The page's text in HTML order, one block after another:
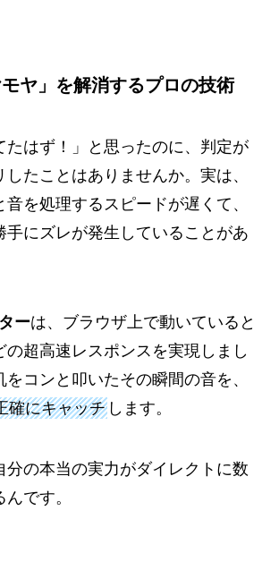
ヤ」を解消するプロの技術
たはず！」と思ったのに、判定が
たことはありませんか。実は、
を処理するスピードが遅くて、
手にズレが発生していることがあ
ーは、ブラウザ上で動いていると
の超高速レスポンスを実現しまし
コンと叩いたその瞬間の音を、
確にキャッチします。
分の本当の実力がダイレクトに数
です。